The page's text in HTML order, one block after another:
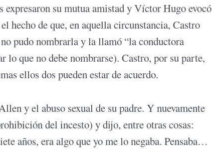
expresaron su mutua amistad y Víctor Hugo evocó
hecho de que, en aquella circunstancia, Castro
pudo nombrarla y la llamó “la conductora
lo que no debe nombrarse). Castro, por su parte,
ellos dos pueden estar de acuerdo.
y el abuso sexual de su padre. Y nuevamente
del incesto) y dijo, entre otras cosas:
años, era algo que yo me lo negaba. Pensaba…